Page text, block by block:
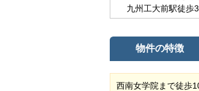
九州工大前駅徒歩
物件の特徴
西南女学院まで徒歩